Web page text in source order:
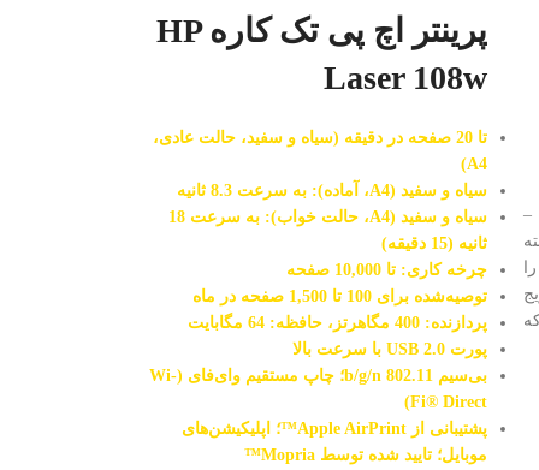
کارتریج کانن دبل ایکس لیزری مشکی 737 –
پرینتر اچ پی تک کاره HP
Laser 108w
تا 20 صفحه در دقیقه (سیاه و سفید، حالت عادی،
A4)
سیاه و سفید (A4، آماده): به سرعت 8.3 ثانیه
سیاه و سفید (A4، حالت خواب): به سرعت 18
ثانیه (15 دقیقه)
چرخه کاری: تا 10,000 صفحه
توصیه‌شده برای 100 تا 1,500 صفحه در ماه
پردازنده: 400 مگاهرتز، حافظه: 64 مگابایت
پورت USB 2.0 با سرعت بالا
بی‌سیم 802.11 b/g/n؛ چاپ مستقیم وای‌فای (Wi-
Fi® Direct)
پشتیبانی از Apple AirPrint™؛ اپلیکیشن‌های
موبایل؛ تایید شده توسط Mopria™